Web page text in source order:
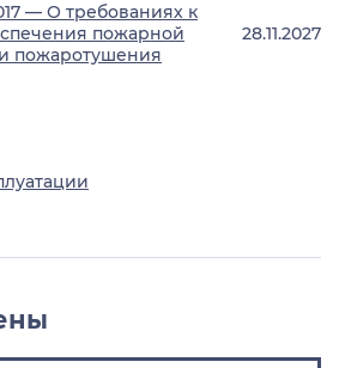
— О требованиях к
пожарной
пожаротушения
28.11.2027